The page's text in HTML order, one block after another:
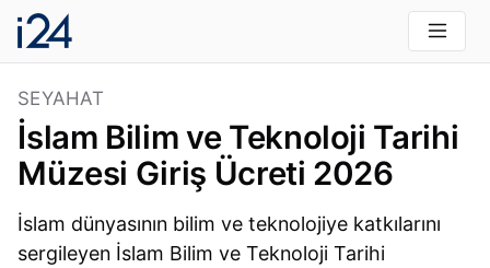
SEYAHAT
İslam Bilim ve Teknoloji Tarihi
Müzesi Giriş Ücreti 2026
İslam dünyasının bilim ve teknolojiye katkılarını
sergileyen İslam Bilim ve Teknoloji Tarihi